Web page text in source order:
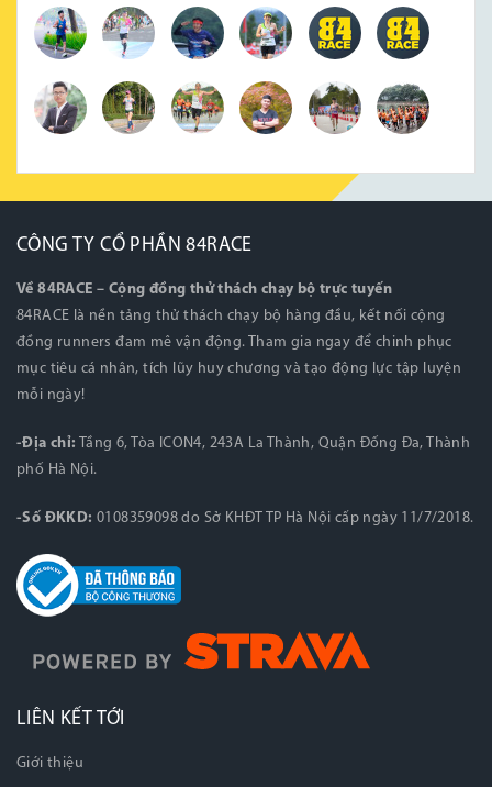
CÔNG TY CỔ PHẦN 84RACE
Về 84RACE – Cộng đồng thử thách chạy bộ trực tuyến
84RACE là nền tảng thử thách chạy bộ hàng đầu, kết nối cộng
đồng runners đam mê vận động. Tham gia ngay để chinh phục
mục tiêu cá nhân, tích lũy huy chương và tạo động lực tập luyện
mỗi ngày!
-Địa chỉ: Tầng 6, Tòa ICON4, 243A La Thành, Quận Đống Đa, Thành
phố Hà Nội.
-Số ĐKKD: 0108359098 do Sở KHĐT TP Hà Nội cấp ngày 11/7/2018.
LIÊN KẾT TỚI
Giới thiệu